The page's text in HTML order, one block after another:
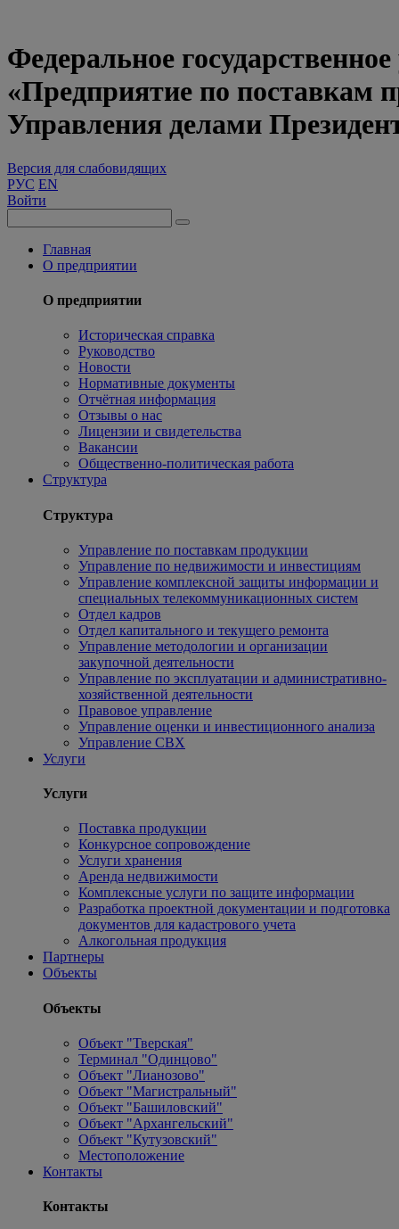
Федеральное
«Предприятие по поставкам
Управления делами
Версия для слабовидящих
РУС EN
Войти
Главная
О предприятии
О предприятии
Историческая справка
Руководство
Новости
Нормативные документы
Отчётная информация
Отзывы о нас
Лицензии и свидетельства
Вакансии
Общественно-политическая работа
Структура
Структура
Управление по поставкам продукции
Управление по недвижимости и инвестициям
Управление комплексной защиты информации и
специальных телекоммуникационных систем
Отдел кадров
Отдел капитального и текущего ремонта
Управление методологии и организации
закупочной деятельности
Управление по эксплуатации и административно-
хозяйственной деятельности
Правовое управление
Управление оценки и инвестиционного анализа
Управление СВХ
Услуги
Услуги
Поставка продукции
Конкурсное сопровождение
Услуги хранения
Аренда недвижимости
Комплексные услуги по защите информации
Разработка проектной документации и подготовка
документов для кадастрового учета
Алкогольная продукция
Партнеры
Объекты
Объекты
Объект "Тверская"
Терминал "Одинцово"
Объект "Лианозово"
Объект "Магистральный"
Объект "Башиловский"
Объект "Архангельский"
Объект "Кутузовский"
Местоположение
Контакты
Контакты